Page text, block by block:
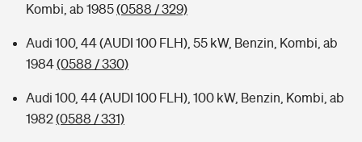
Kombi, ab 1985(0588 / 329)
Audi 100, 44 (AUDI 100 FLH), 55 kW, Benzin, Kombi, ab
1984(0588 / 330)
Audi 100, 44 (AUDI 100 FLH), 100 kW, Benzin, Kombi, ab
1982(0588 / 331)